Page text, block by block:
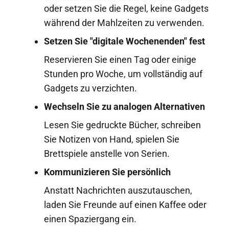
oder setzen Sie die Regel, keine Gadgets
während der Mahlzeiten zu verwenden.
Setzen Sie "digitale Wochenenden" fest
Reservieren Sie einen Tag oder einige
Stunden pro Woche, um vollständig auf
Gadgets zu verzichten.
Wechseln Sie zu analogen Alternativen
Lesen Sie gedruckte Bücher, schreiben
Sie Notizen von Hand, spielen Sie
Brettspiele anstelle von Serien.
Kommunizieren Sie persönlich
Anstatt Nachrichten auszutauschen,
laden Sie Freunde auf einen Kaffee oder
einen Spaziergang ein.